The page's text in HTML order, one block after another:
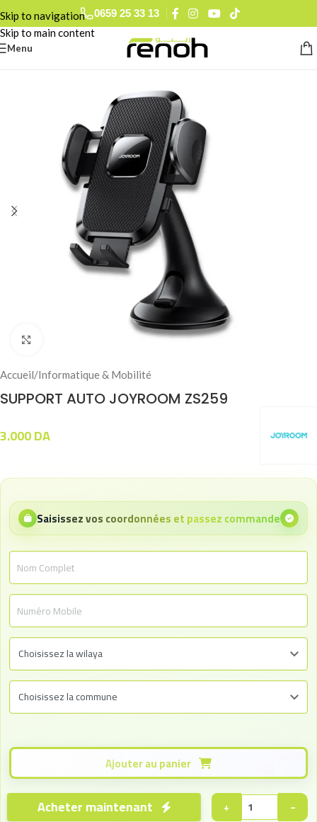
Skip to navigation
Skip to main content
0659 25 33 13
0793 78 74 27
0560 90 52 15
Menu
Accueil/Informatique & Mobilité
SUPPORT AUTO JOYROOM ZS259
3.000DA
Saisissez vos coordonnées et passez commande
−
+